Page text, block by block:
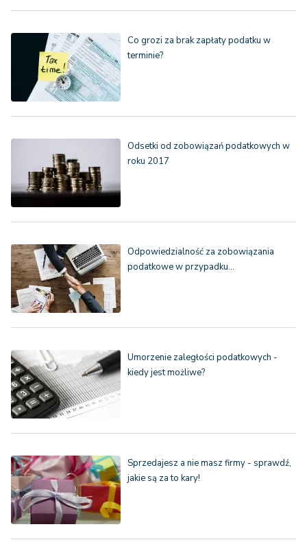
Co grozi za brak zapłaty podatku w
terminie?
Odsetki od zobowiązań podatkowych w
roku 2017
Odpowiedzialność za zobowiązania
podatkowe w przypadku…
Umorzenie zaległości podatkowych -
kiedy jest możliwe?
Sprzedajesz a nie masz firmy - sprawdź,
jakie są za to kary!